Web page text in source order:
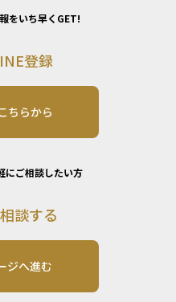
をいち早くGET!
登録
ちらから
にご相談したい方
談する
ジへ進む